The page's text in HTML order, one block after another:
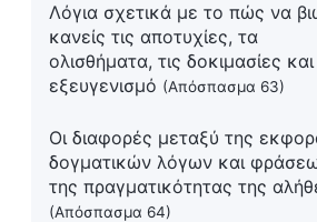
Λόγια σχετικά με το πώς να
κανείς τις αποτυχίες, τα
ολισθήματα, τις δοκιμασίες
εξευγενισμό (Απόσπασμα 63)
Οι διαφορές μεταξύ της
δογματικών λόγων και
της πραγματικότητας της
(Απόσπασμα 64)